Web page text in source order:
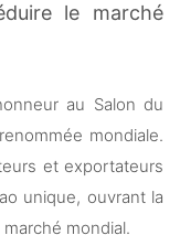
le marché
au Salon du
mondiale.
et exportateurs
unique, ouvrant la
mondial.